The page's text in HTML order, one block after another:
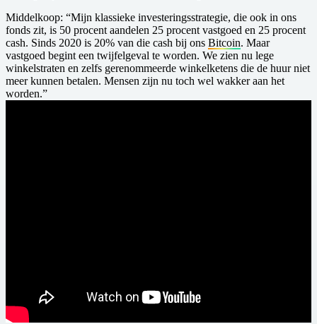
Middelkoop: “Mijn klassieke investeringsstrategie, die ook in ons
fonds zit, is 50 procent aandelen 25 procent vastgoed en 25 procent
cash. Sinds 2020 is 20% van die cash bij ons Bitcoin. Maar
vastgoed begint een twijfelgeval te worden. We zien nu lege
winkelstraten en zelfs gerenommeerde winkelketens die de huur niet
meer kunnen betalen. Mensen zijn nu toch wel wakker aan het
worden.”